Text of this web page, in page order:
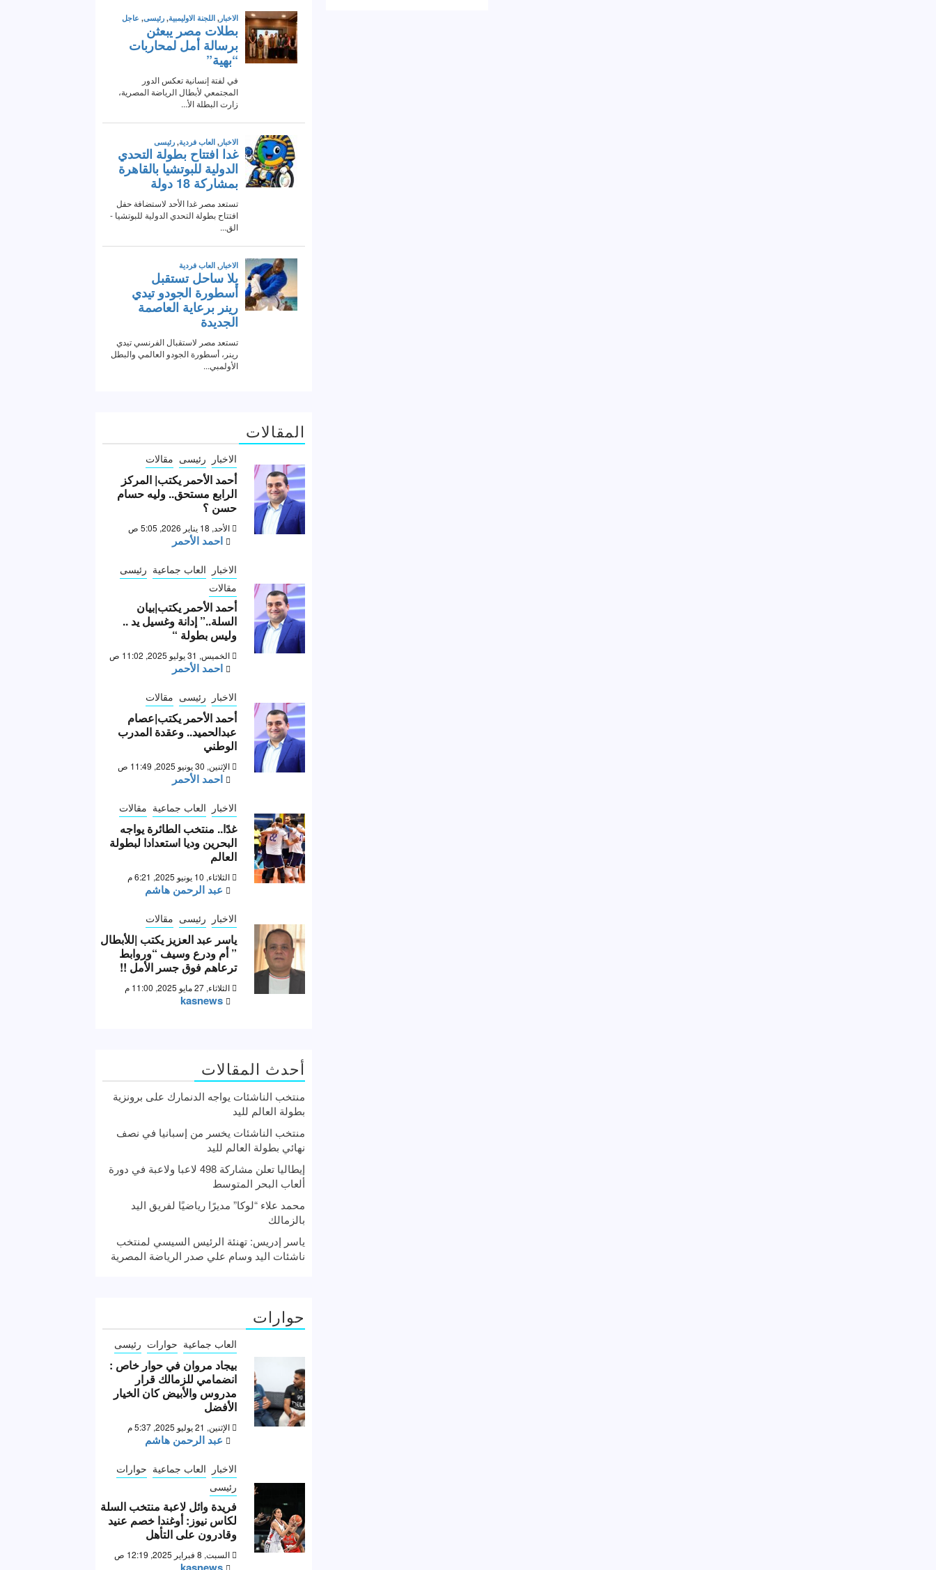
المقالات
الاخبار رئيسى مقالات
أحمد الأحمر يكتب| المركز
الرابع مستحق.. وليه حسام
حسن ؟
الأحد, 18 يناير 2026, 5:05 ص
احمد الأحمر
الاخبار العاب جماعية رئيسى
مقالات
أحمد الأحمر يكتب|بيان
السلة..” إدانة وغسيل يد ..
وليس بطولة “
الخميس, 31 يوليو 2025, 11:02 ص
احمد الأحمر
الاخبار رئيسى مقالات
أحمد الأحمر يكتب|عصام
عبدالحميد.. وعقدة المدرب
الوطني
الإثنين, 30 يونيو 2025, 11:49 ص
احمد الأحمر
الاخبار العاب جماعية مقالات
غدًا.. منتخب الطائرة يواجه
البحرين وديا استعدادا لبطولة
العالم
الثلاثاء, 10 يونيو 2025, 6:21 م
عبد الرحمن هاشم
الاخبار رئيسى مقالات
ياسر عبد العزيز يكتب |للأبطال
” أم ودرع وسيف “وروابط
ترعاهم فوق جسر الأمل !!
الثلاثاء, 27 مايو 2025, 11:00 م
kasnews
أحدث المقالات
منتخب الناشئات يواجه الدنمارك على برونزية
بطولة العالم لليد
منتخب الناشئات يخسر من إسبانيا في نصف
نهائي بطولة العالم لليد
إيطاليا تعلن مشاركة 498 لاعبا ولاعبة في دورة
ألعاب البحر المتوسط
محمد علاء “لوكا” مديرًا رياضيًا لفريق اليد
بالزمالك
ياسر إدريس: تهنئة الرئيس السيسي لمنتخب
ناشئات اليد وسام علي صدر الرياضة المصرية
حوارات
العاب جماعية حوارات رئيسى
بيجاد مروان في حوار خاص :
انضمامي للزمالك قرار
مدروس والأبيض كان الخيار
الأفضل
الإثنين, 21 يوليو 2025, 5:37 م
عبد الرحمن هاشم
الاخبار العاب جماعية حوارات
رئيسى
فريدة وائل لاعبة منتخب السلة
لكاس نيوز: أوغندا خصم عنيد
وقادرون على التأهل
السبت, 8 فبراير 2025, 12:19 ص